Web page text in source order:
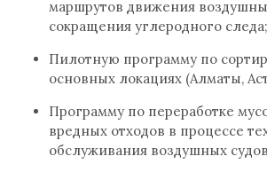
маршрутов движения
сокращения углеродного следа;
Пилотную программу по
основных локациях (Алматы,
Программу по переработке
вредных отходов в процессе
обслуживания воздушных